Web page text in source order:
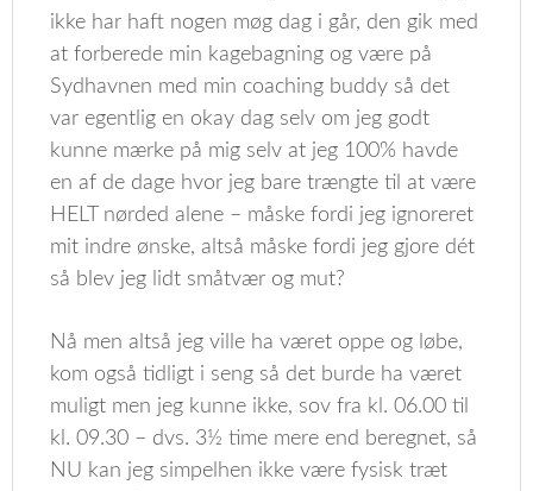
ikke har haft nogen møg dag i går, den gik med
at forberede min kagebagning og være på
Sydhavnen med min coaching buddy så det
var egentlig en okay dag selv om jeg godt
kunne mærke på mig selv at jeg 100% havde
en af de dage hvor jeg bare trængte til at være
HELT nørded alene – måske fordi jeg ignoreret
mit indre ønske, altså måske fordi jeg gjore dét
så blev jeg lidt småtvær og mut?
Nå men altså jeg ville ha været oppe og løbe,
kom også tidligt i seng så det burde ha været
muligt men jeg kunne ikke, sov fra kl. 06.00 til
kl. 09.30 – dvs. 3½ time mere end beregnet, så
NU kan jeg simpelhen ikke være fysisk træt